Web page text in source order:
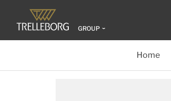
GROUP
Home